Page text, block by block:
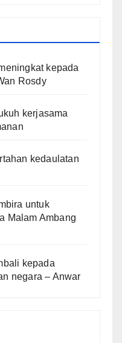
kepada
Rosdy
kerjasama
kedaulatan
untuk
Malam Ambang
kepada
negara – Anwar